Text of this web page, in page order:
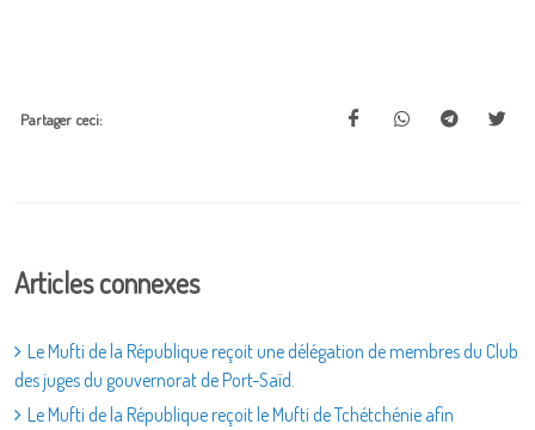
Partager ceci:
Articles connexes
Le Mufti de la République reçoit une délégation de membres du Club
des juges du gouvernorat de Port-Saïd.
Le Mufti de la République reçoit le Mufti de Tchétchénie afin